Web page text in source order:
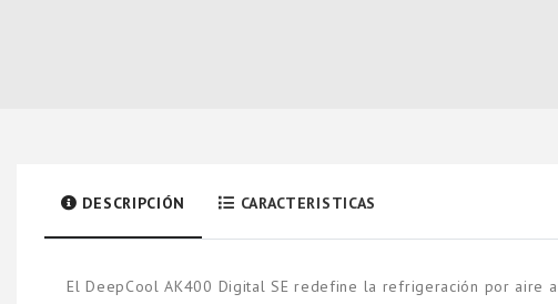
DESCRIPCIÓN CARACTERISTICAS
El DeepCool AK400 Digital SE redefine la refrigeración por aire